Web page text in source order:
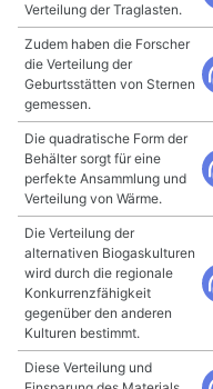
Verteilung der Traglasten.
Zudem haben die Forscher
die Verteilung der
Geburtsstätten von Sternen
gemessen.
Die quadratische Form der
Behälter sorgt für eine
perfekte Ansammlung und
Verteilung von Wärme.
Die Verteilung der
alternativen Biogaskulturen
wird durch die regionale
Konkurrenzfähigkeit
gegenüber den anderen
Kulturen bestimmt.
Diese Verteilung und